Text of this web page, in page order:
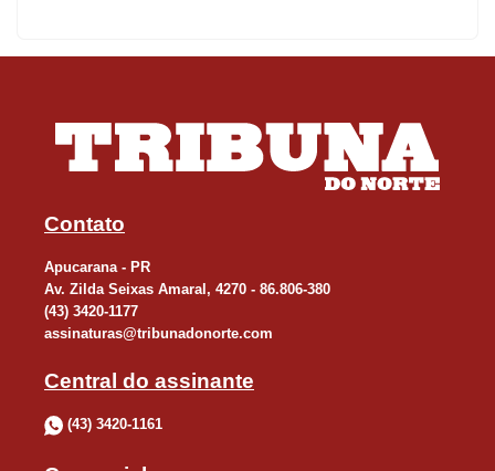
Contato
Apucarana - PR
Av. Zilda Seixas Amaral, 4270 - 86.806-380
(43) 3420-1177
assinaturas@tribunadonorte.com
Central do assinante
(43) 3420-1161